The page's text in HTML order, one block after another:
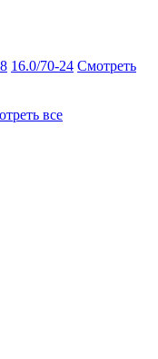
16.0/70-24 Смотреть
все